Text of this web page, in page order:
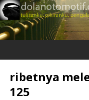
ribetnya
125